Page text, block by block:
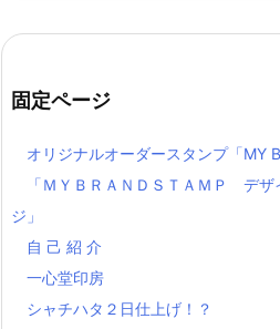
固定ページ
オリジナルオーダースタンプ「MY
「ＭＹＢＲＡＮＤＳＴＡＭＰ デ
ジ」
自 己 紹 介
一心堂印房
シャチハタ２日仕上げ！？